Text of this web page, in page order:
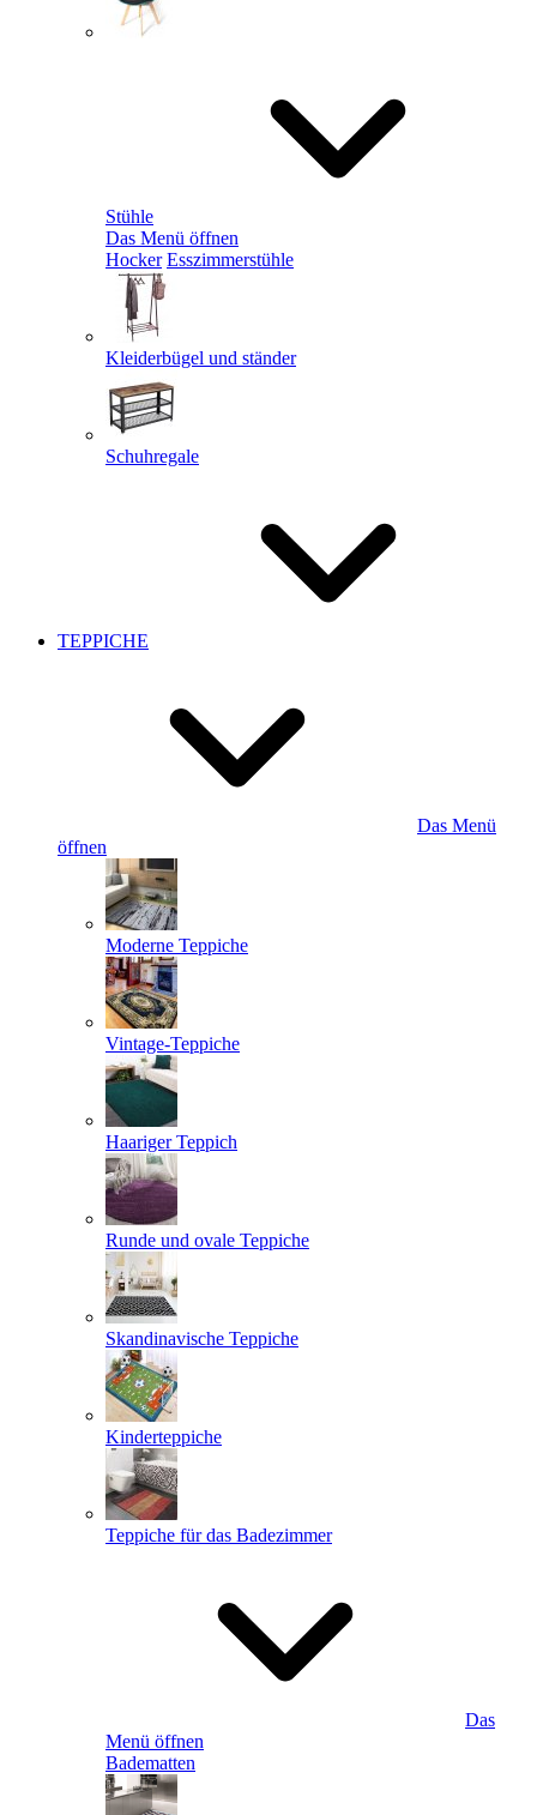
Stühle
Das Menü öffnen
Hocker Esszimmerstühle
Kleiderbügel und ständer
Schuhregale
TEPPICHE
Das Menü
öffnen
Moderne Teppiche
Vintage-Teppiche
Haariger Teppich
Runde und ovale Teppiche
Skandinavische Teppiche
Kinderteppiche
Teppiche für das Badezimmer
Das
Menü öffnen
Badematten